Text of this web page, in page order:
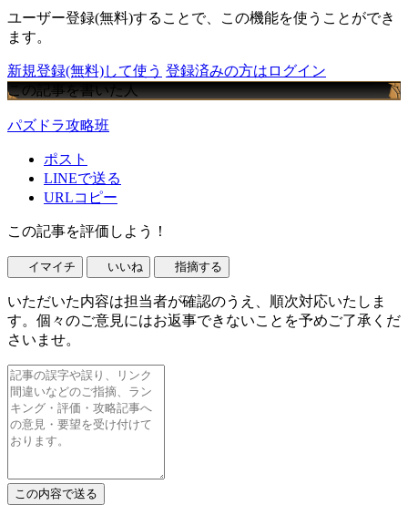
ユーザー登録(無料)することで、この機能を使うことができ
ます。
新規登録(無料)して使う 登録済みの方はログイン
この記事を書いた人
パズドラ攻略班
ポスト
LINEで送る
URLコピー
この記事を評価しよう！
イマイチ いいね 指摘する
いただいた内容は担当者が確認のうえ、順次対応いたしま
す。個々のご意見にはお返事できないことを予めご了承くだ
さいませ。